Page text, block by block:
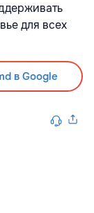
для всех
в Google